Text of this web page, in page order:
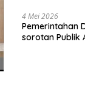
4 Mei 2026
Pemerintahan
sorotan Publik